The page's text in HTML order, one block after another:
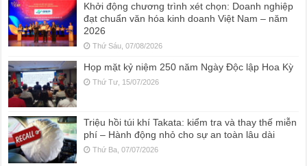
Khởi động chương trình xét chọn: Doanh nghiệp
đạt chuẩn văn hóa kinh doanh Việt Nam – năm
2026
Thứ Sáu, 07/08/2026
Họp mặt kỷ niệm 250 năm Ngày Độc lập Hoa Kỳ
Thứ Tư, 15/07/2026
Triệu hồi túi khí Takata: kiểm tra và thay thế miễn
phí – Hành động nhỏ cho sự an toàn lâu dài
Thứ Ba, 07/07/2026